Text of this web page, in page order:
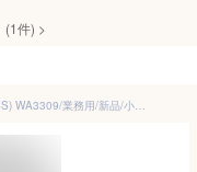
(1件) >
大皿東洋佐々木ガラス(TOYOSASAKI GLASS) WA3309/業務用/新品/小物送料対象商品